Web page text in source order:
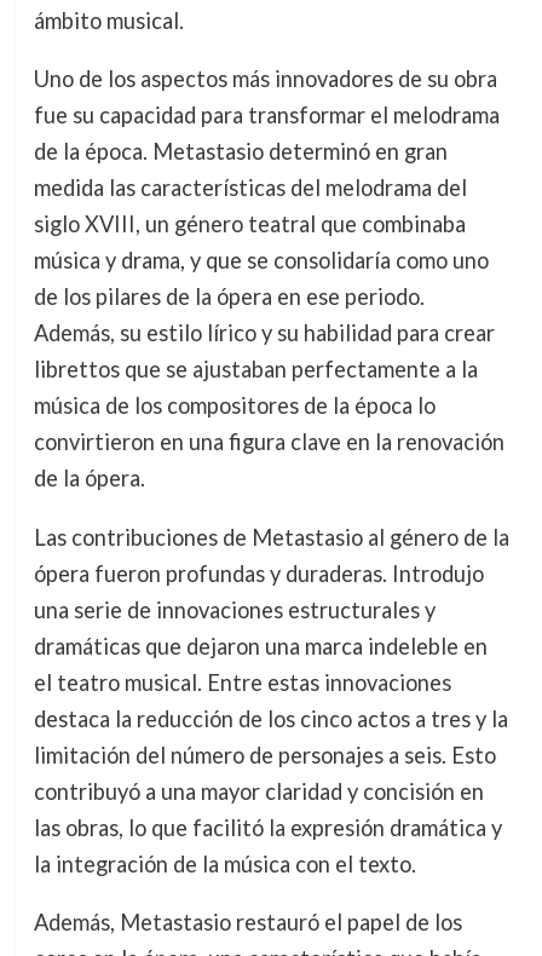
ámbito musical.
Uno de los aspectos más innovadores de su obra
fue su capacidad para transformar el melodrama
de la época. Metastasio determinó en gran
medida las características del melodrama del
siglo XVIII, un género teatral que combinaba
música y drama, y que se consolidaría como uno
de los pilares de la ópera en ese periodo.
Además, su estilo lírico y su habilidad para crear
librettos que se ajustaban perfectamente a la
música de los compositores de la época lo
convirtieron en una figura clave en la renovación
de la ópera.
Las contribuciones de Metastasio al género de la
ópera fueron profundas y duraderas. Introdujo
una serie de innovaciones estructurales y
dramáticas que dejaron una marca indeleble en
el teatro musical. Entre estas innovaciones
destaca la reducción de los cinco actos a tres y la
limitación del número de personajes a seis. Esto
contribuyó a una mayor claridad y concisión en
las obras, lo que facilitó la expresión dramática y
la integración de la música con el texto.
Además, Metastasio restauró el papel de los